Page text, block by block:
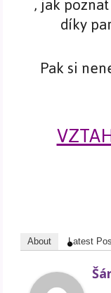
díky
Pak si
About Latest